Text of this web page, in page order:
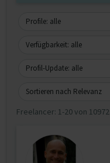
Profile: alle
Verfügbarkeit: alle
Profil-Update: alle
Sortieren nach Relevanz
Freelancer: 1-20 von 10972